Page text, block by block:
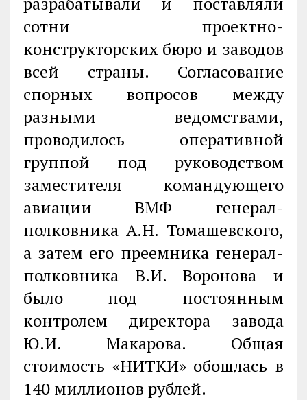
сотни проектно-
конструкторских бюро и заводов
всей страны. Согласование
спорных вопросов между
разными ведомствами,
проводилось оперативной
группой под руководством
заместителя командующего
авиации ВМФ генерал-
полковника А.Н. Томашевского,
а затем его преемника генерал-
полковника В.И. Воронова и
было под постоянным
контролем директора завода
Ю.И. Макарова. Общая
стоимость «НИТКИ» обошлась в
140 миллионов рублей.